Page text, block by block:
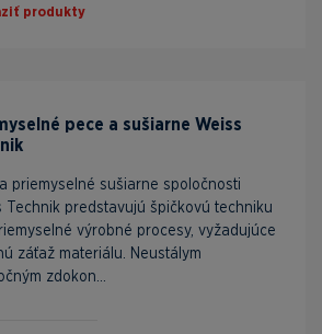
produkty
pece a sušiarne Weiss
priemyselné sušiarne spoločnosti
Technik predstavujú špičkovú techniku
výrobné procesy, vyžadujúce
záťaž materiálu. Neustálym
zdokon...